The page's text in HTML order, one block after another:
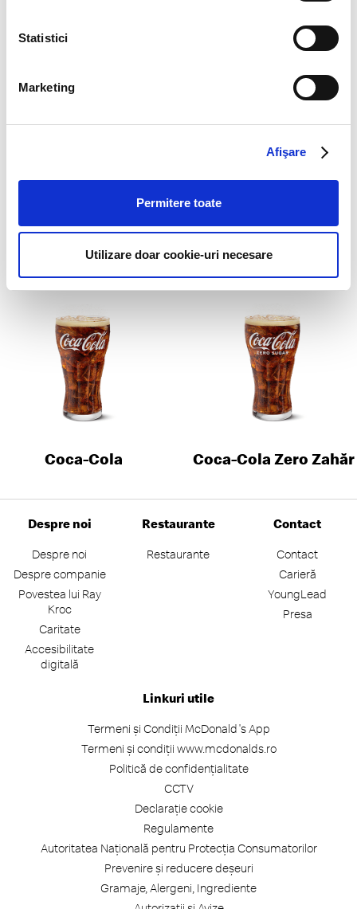
Statistici
Marketing
Afişare
Permitere toate
Utilizare doar cookie-uri necesare
Apă plată Apă minerală
Coca-Cola Coca-Cola Zero Zahăr
Despre noi
Despre noi
Despre companie
Povestea lui Ray
Kroc
Caritate
Accesibilitate
digitală
Restaurante
Restaurante
Contact
Contact
Carieră
YoungLead
Presa
Linkuri utile
Termeni și Condiții McDonald's App
Termeni și condiții www.mcdonalds.ro
Politică de confidențialitate
CCTV
Declarație cookie
Regulamente
Autoritatea Națională pentru Protecția Consumatorilor
Prevenire și reducere deșeuri
Gramaje, Alergeni, Ingrediente